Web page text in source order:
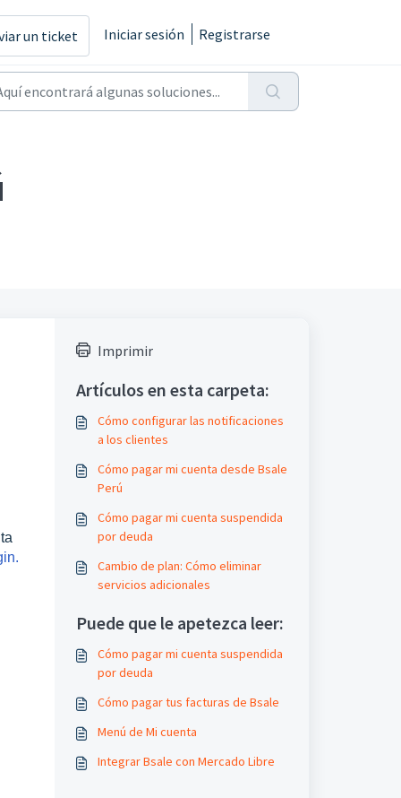
un ticket Iniciar sesión Registrarse
Imprimir
Artículos en esta carpeta:
Cómo configurar las notificaciones
a los clientes
Cómo pagar mi cuenta desde Bsale
Perú
Cómo pagar mi cuenta suspendida
por deuda
Cambio de plan: Cómo eliminar
servicios adicionales
Puede que le apetezca leer:
Cómo pagar mi cuenta suspendida
por deuda
Cómo pagar tus facturas de Bsale
Menú de Mi cuenta
Integrar Bsale con Mercado Libre